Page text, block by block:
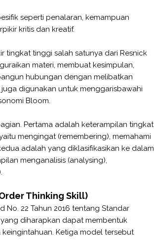
seperti penalaran, kemampuan
kritis dan kreatif.
tingkat tinggi salah satunya dari Resnick
materi, membuat kesimpulan,
hubungan dengan melibatkan
digunakan untuk menggarisbawahi
Bloom.
Pertama adalah keterampilan tingkat
mengingat (remembering), memahami
adalah yang diklasifikasikan ke dalam
menganalisis (analysing),
Thinking Skill)
No. 22 Tahun 2016 tentang Standar
diharapkan dapat membentuk
Ketiga model tersebut